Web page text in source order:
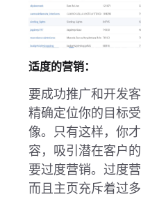
适度的营销：
要成功推广和开发
精确定位你的目标
像。只有这样，你
容，吸引潜在客户
要过度营销。过度
而且主页充斥着过